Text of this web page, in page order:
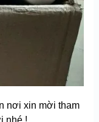
nơi xin mời tham